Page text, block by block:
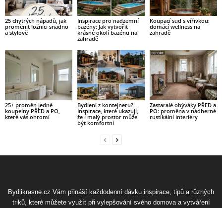
25 chytrých nápadů, jak
proměnit ložnici snadno
a stylově
Inspirace pro nadzemní
bazény: Jak vytvořit
krásné okolí bazénu na
zahradě
Koupací sud s vířivkou:
domácí wellness na
zahradě
25+ proměn jedné
koupelny PŘED a PO,
které vás ohromí
Bydlení z kontejneru?
Inspirace, které ukazují,
že i malý prostor může
být komfortní
Zastaralé obýváky PŘED a
PO: proměna v nádherné
rustikální interiéry
Bydlikrasne.cz Vám přináší každodenní dávku inspirace, tipů a různých
triků, které můžete využít při vylepšování svého domova a vytváření